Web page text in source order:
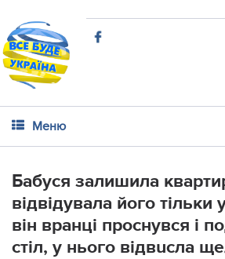
Меню
Бабуся залишила
відвідувала його тільки
він вранці проснувся і
стіл, у нього вiдвuсла